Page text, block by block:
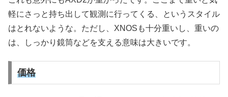
軽にさっと持ち出して観測に行ってくる、というスタイル
はとれないような。ただし、XNOSも十分重いし、重いの
は、しっかり鏡筒などを支える意味は大きいです。
価格